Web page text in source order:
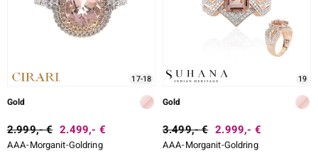
17-18
Gold
2.999,- € 2.499,- €
AAA-Morganit-Goldring
19
Gold
3.499,- € 2.999,- €
AAA-Morganit-Goldring